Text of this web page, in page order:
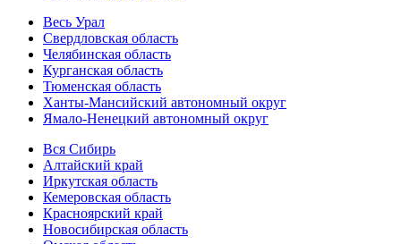
Весь Урал
Свердловская область
Челябинская область
Курганская область
Тюменская область
Ханты-Мансийский автономный округ
Ямало-Ненецкий автономный округ
Вся Сибирь
Алтайский край
Иркутская область
Кемеровская область
Красноярский край
Новосибирская область